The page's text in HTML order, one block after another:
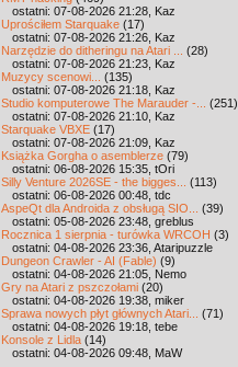
ostatni: 07-08-2026 21:28, Kaz
Uprościłem Starquake (17)
ostatni: 07-08-2026 21:26, Kaz
Narzędzie do ditheringu na Atari ...
(28)
ostatni: 07-08-2026 21:23, Kaz
Muzycy scenowi...
(135)
ostatni: 07-08-2026 21:18, Kaz
Studio komputerowe The Marauder -...
(251)
ostatni: 07-08-2026 21:10, Kaz
Starquake VBXE (17)
ostatni: 07-08-2026 21:09, Kaz
Książka Gorgha o asemblerze (79)
ostatni: 06-08-2026 15:35, tOri
Silly Venture 2026SE - the bigges...
(113)
ostatni: 06-08-2026 00:48, tdc
AspeQt dla Androida z obsługą SIO...
(39)
ostatni: 05-08-2026 23:48, greblus
Rocznica 1 sierpnia - turówka WRCOH (3)
ostatni: 04-08-2026 23:36, Ataripuzzle
Dungeon Crawler - AI (Fable) (9)
ostatni: 04-08-2026 21:05, Nemo
Gry na Atari z pszczołami (20)
ostatni: 04-08-2026 19:38, miker
Sprawa nowych płyt głównych Atari...
(71)
ostatni: 04-08-2026 19:18, tebe
Konsole z Lidla (14)
ostatni: 04-08-2026 09:48, MaW